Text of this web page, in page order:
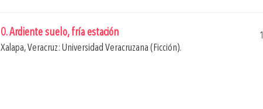
0. Ardiente suelo, fría estación
Xalapa, Veracruz: Universidad Veracruzana (Ficción).